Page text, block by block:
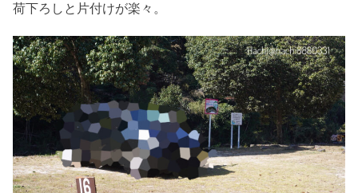
荷下ろしと片付けが楽々。